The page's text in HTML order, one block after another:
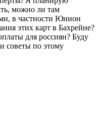
можно ли там
в частности Юнион
этих карт в Бахрейне?
для россиян? Буду
советы по этому